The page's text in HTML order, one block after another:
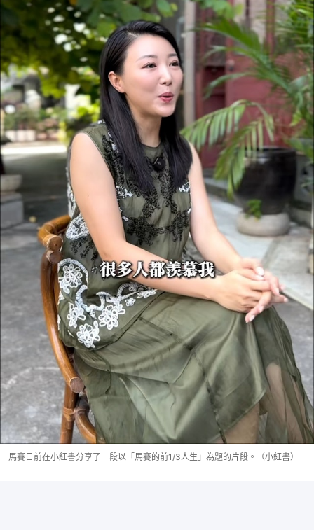
馬賽日前在小紅書分享了一段以「馬賽的前1/3人生」為題的片段。（小紅書）